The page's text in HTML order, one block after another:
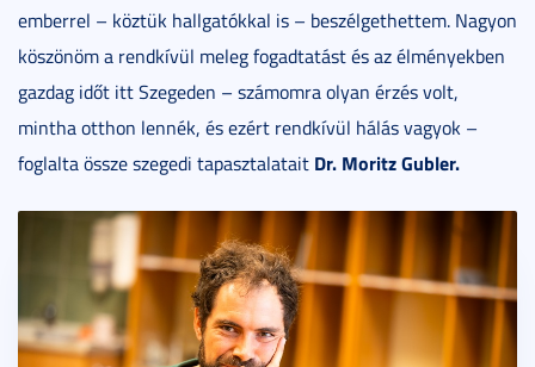
emberrel – köztük hallgatókkal is – beszélgethettem. Nagyon
köszönöm a rendkívül meleg fogadtatást és az élményekben
gazdag időt itt Szegeden – számomra olyan érzés volt,
mintha otthon lennék, és ezért rendkívül hálás vagyok –
foglalta össze szegedi tapasztalatait Dr. Moritz Gubler.